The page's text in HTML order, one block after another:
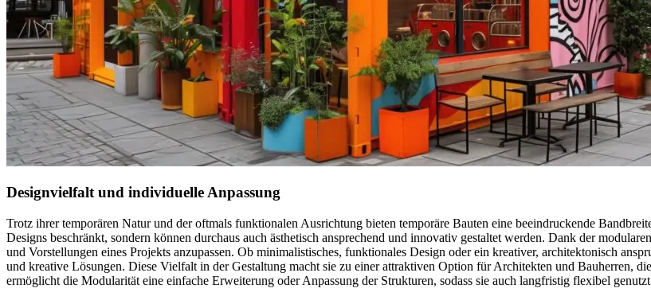
Designvielfalt und individuelle Anpassung
Trotz ihrer temporären Natur und der oftmals funktionalen Ausrichtung bieten temporäre Bauten eine beeindruckende
Designs beschränkt, sondern können durchaus auch ästhetisch ansprechend und innovativ gestaltet werden. Dank der
und Vorstellungen eines Projekts anzupassen. Ob minimalistisches, funktionales Design oder ein kreativer, architektonisch
und kreative Lösungen. Diese Vielfalt in der Gestaltung macht sie zu einer attraktiven Option für Architekten und Bauherren,
ermöglicht die Modularität eine einfache Erweiterung oder Anpassung der Strukturen, sodass sie auch langfristig flexibel